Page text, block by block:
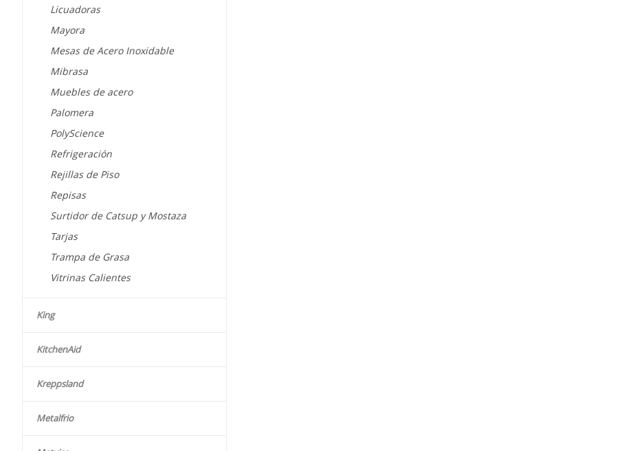
Licuadoras
Mayora
Mesas de Acero Inoxidable
Mibrasa
Muebles de acero
Palomera
PolyScience
Refrigeración
Rejillas de Piso
Repisas
Surtidor de Catsup y Mostaza
Tarjas
Trampa de Grasa
Vitrinas Calientes
King
KitchenAid
Kreppsland
Metalfrio